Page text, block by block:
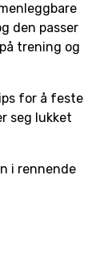
den passer
trening og
for å feste
seg lukket
i rennende